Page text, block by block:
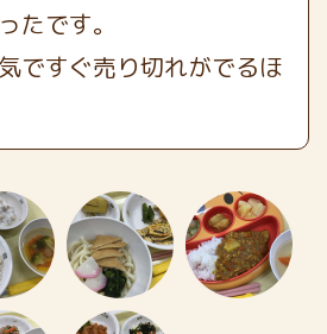
たです。
ですぐ売り切れがでるほ